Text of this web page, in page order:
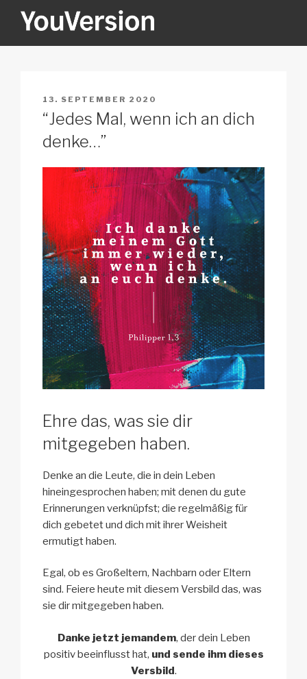
Inhalt
YOUVERSION
VERÖFFENTLICHT
AM
13. SEPTEMBER 2020
“Jedes Mal, wenn ich an dich
denke…”
Ehre das, was sie dir
mitgegeben haben.
Denke an die Leute, die in dein Leben
hineingesprochen haben; mit denen du gute
Erinnerungen verknüpfst; die regelmäßig für
dich gebetet und dich mit ihrer Weisheit
ermutigt haben.
Egal, ob es Großeltern, Nachbarn oder Eltern
sind. Feiere heute mit diesem Versbild das, was
sie dir mitgegeben haben.
Danke jetzt jemandem, der dein Leben
positiv beeinflusst hat, und sende ihm dieses
Versbild.